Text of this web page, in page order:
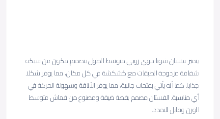
يتميز فستان شونا جوي روبي متوسط ​​الطول بتصميم مكون من شبكة
شفافة مزدوجة الطبقات مع كشكشة في كل مكان، مما يوفر شكلا
جذابا. كما أنه يأتي بفتحات جانبية، مما يوفر الأناقة وسهولة الحركة في
أي مناسبة. الفستان مصمم بقصة ضيقة ومصنوع من قماش متوسط ​​
الوزن وقابل للتمدد.